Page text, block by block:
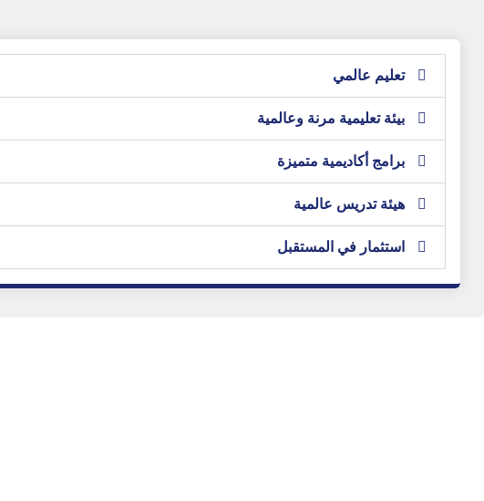
تعليم عالمي
بيئة تعليمية مرنة وعالمية
برامج أكاديمية متميزة
هيئة تدريس عالمية
استثمار في المستقبل